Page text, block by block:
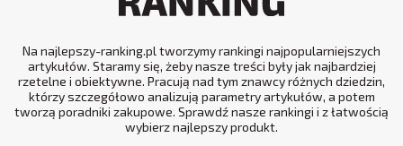
Na najlepszy-ranking.pl tworzymy rankingi najpopularniejszych
artykułów. Staramy się, żeby nasze treści były jak najbardziej
rzetelne i obiektywne. Pracują nad tym znawcy różnych dziedzin,
którzy szczegółowo analizują parametry artykułów, a potem
tworzą poradniki zakupowe. Sprawdź nasze rankingi i z łatwością
wybierz najlepszy produkt.